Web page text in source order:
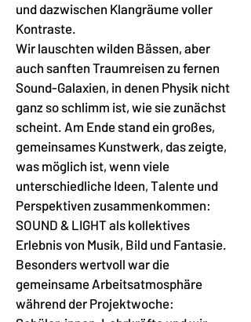
und dazwischen Klangräume voller
Kontraste.
Wir lauschten wilden Bässen, aber
auch sanften Traumreisen zu fernen
Sound-Galaxien, in denen Physik nicht
ganz so schlimm ist, wie sie zunächst
scheint. Am Ende stand ein großes,
gemeinsames Kunstwerk, das zeigte,
was möglich ist, wenn viele
unterschiedliche Ideen, Talente und
Perspektiven zusammenkommen:
SOUND & LIGHT als kollektives
Erlebnis von Musik, Bild und Fantasie.
Besonders wertvoll war die
gemeinsame Arbeitsatmosphäre
während der Projektwoche: